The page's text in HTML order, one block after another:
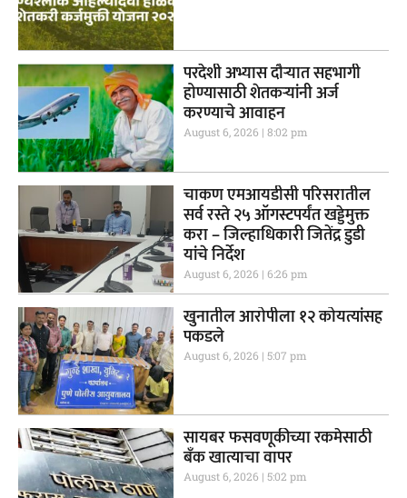
परदेशी अभ्यास दौऱ्यात सहभागी
होण्यासाठी शेतकऱ्यांनी अर्ज
करण्याचे आवाहन
August 6, 2026 8:02 pm
चाकण एमआयडीसी परिसरातील
सर्व रस्ते २५ ऑगस्टपर्यंत खड्डेमुक्त
करा – जिल्हाधिकारी जितेंद्र डुडी
यांचे निर्देश
August 6, 2026 6:26 pm
खुनातील आरोपीला १२ कोयत्यांसह
पकडले
August 6, 2026 5:07 pm
सायबर फसवणूकीच्या रकमेसाठी
बँक खात्याचा वापर
August 6, 2026 5:02 pm